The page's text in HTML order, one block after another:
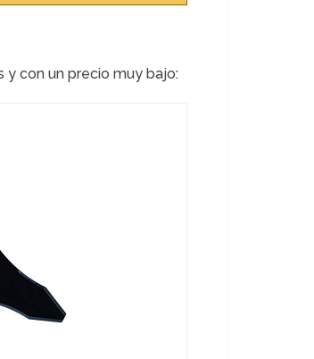
y con un precio muy bajo: